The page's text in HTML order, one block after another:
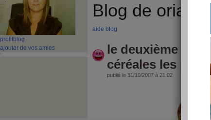
profil blog
ajouter de vos amies
Blog de
aide blog
le deuxième
céréales les pdt
publié le 31/10/2007 à 21:02